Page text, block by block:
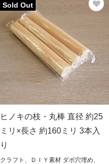
Sold Out
ヒノキの枝・丸棒 直径 約25
ミリ×長さ 約160ミリ 3本入
り
クラフト、ＤＩＹ素材 ダボ穴埋め、